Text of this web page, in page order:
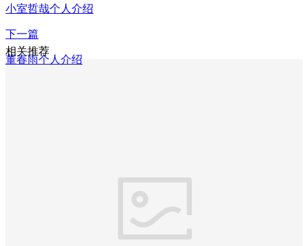
小室哲哉个人介绍
下一篇
董春雨个人介绍
相关推荐